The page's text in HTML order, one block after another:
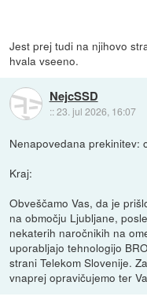
Jest prej tudi na njihovo
hvala vseeno.
NejcSSD
::23. jul 2026, 16:07
Nenapovedana prekinitev:
Kraj:
Obveščamo Vas, da je
na območju Ljubljane,
nekaterih naročnikih na
uporabljajo tehnologijo
strani Telekom Slovenije.
vnaprej opravičujemo ter